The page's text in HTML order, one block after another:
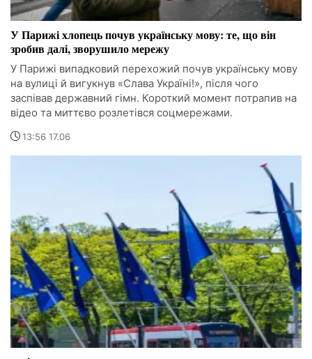
У Парижі хлопець почув українську мову: те, що він
зробив далі, зворушило мережу
У Парижі випадковий перехожий почув українську мову
на вулиці й вигукнув «Слава Україні!», після чого
заспівав державний гімн. Короткий момент потрапив на
відео та миттєво розлетівся соцмережами.
13:56 17.06